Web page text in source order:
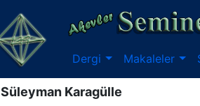
Dergi Makaleler
Süleyman Karagülle